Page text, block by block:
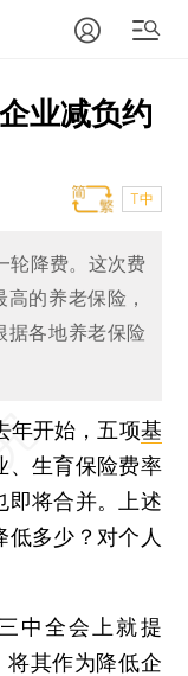
业减负约
T中
轮降费。这次费
的养老保险，
据各地养老保险
年开始，五项基
、生育保险费率
即将合并。上述
多少？对个人
中全会上就提
将其作为降低企